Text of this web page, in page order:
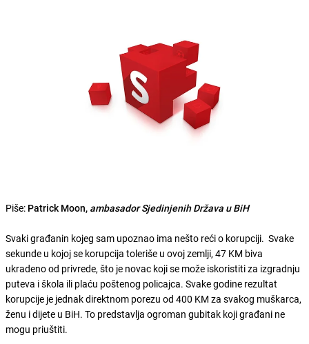
Piše: Patrick Moon, ambasador Sjedinjenih Država u BiH
Svaki građanin kojeg sam upoznao ima nešto reći o korupciji. Svake
sekunde u kojoj se korupcija toleriše u ovoj zemlji, 47 KM biva
ukradeno od privrede, što je novac koji se može iskoristiti za izgradnju
puteva i škola ili plaću poštenog policajca. Svake godine rezultat
korupcije je jednak direktnom porezu od 400 KM za svakog muškarca,
ženu i dijete u BiH. To predstavlja ogroman gubitak koji građani ne
mogu priuštiti.